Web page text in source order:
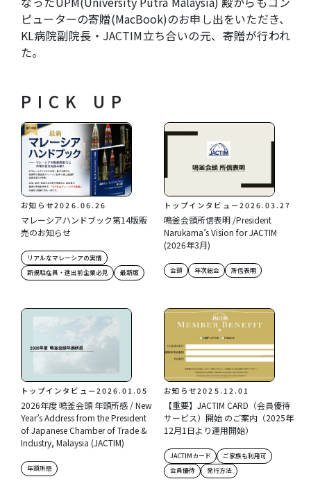
ピューターの寄贈(MacBook)のお申し出をいただき、
KL病院副院長・JACTIM立ち合いの元、寄贈が行われ
た。
PICK UP
お知らせ2026.06.26
マレーシアハンドブック第14版販
売のお知らせ
リアルなマレーシアの実情
新規駐在員・進出前企業必見
最新版
トップインタビュー2026.03.27
鳴釜会頭所信表明 /President
Narukama’s Vision for JACTIM
(2026年3月)
会頭 年次総会 所信表明
トップインタビュー2026.01.05
2026年度 鳴釜会頭 年頭所感 / New
Year’s Address from the President
of Japanese Chamber of Trade &
Industry, Malaysia (JACTIM)
年頭所感
お知らせ2025.12.01
【重要】JACTIM CARD（会員優待
サービス）開始 のご案内（2025年
12月1日より運用開始）
JACTIMカード
ご家族も利用可
会員優待
発行方法